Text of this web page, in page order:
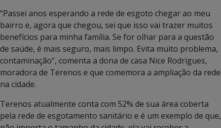
“Passei anos esperando a rede de esgoto chegar ao meu
bairro e, agora que chegou, sei que isso vai trazer muitos
benefícios para minha família. Se for olhar para a questão
de saúde, é mais seguro, mais limpo. Evita muito problema,
contaminação”, comenta a dona de casa Nice Rodrigues,
moradora de Terenos e que comemora a ampliação da rede
na cidade.
Terenos atualmente conta com 52% de sua área coberta
pela rede de esgotamento sanitário e é um exemplo de que,